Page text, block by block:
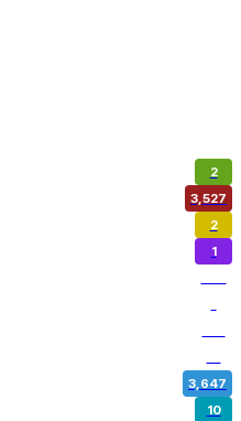
2
3,527
2
1
3,647
10